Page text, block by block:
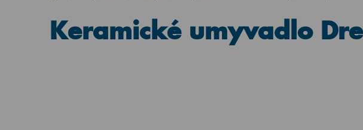
Keramické umyvadlo